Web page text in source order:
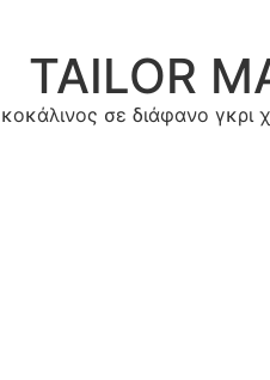
TAILOR
σε διάφανο γκρι